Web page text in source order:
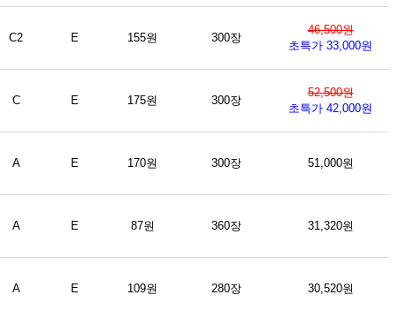
C2 E 155원 300장
46,500원
초특가 33,000원
C E 175원 300장
52,500원
초특가 42,000원
A E 170원 300장 51,000원
A E 87원 360장 31,320원
A E 109원 280장 30,520원